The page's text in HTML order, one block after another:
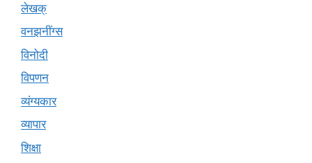
लेखक्
वनझनींग्स
विनोदी
विपणन
व्यंग्यकार
व्यापार
शिक्षा